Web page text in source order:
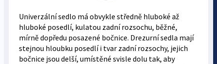
Univerzální sedlo má obvykle středně hluboké až
hluboké posedlí, kulatou zadní rozsochu, běžné,
mírně dopředu posazené bočnice. Drezurní sedla mají
stejnou hloubku posedlí i tvar zadní rozsochy, jejich
bočnice jsou delší, umístěné svisle dolu tak, aby